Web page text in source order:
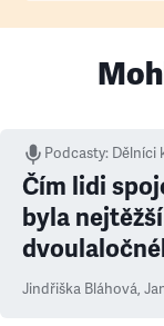
Podcasty: Dělníci
Čím lidi
byla
Jindřiška Bláhová,